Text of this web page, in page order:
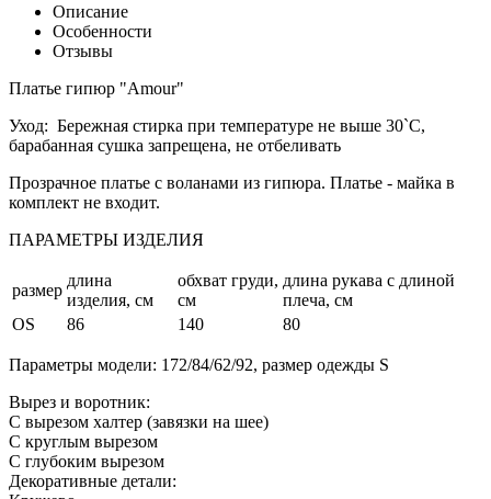
Описание
Особенности
Отзывы
Платье гипюр "Amour"
Уход: Бережная стирка при температуре не выше 30`C,
барабанная сушка запрещена, не отбеливать
Прозрачное платье с воланами из гипюра. Платье - майка в
комплект не входит.
ПАРАМЕТРЫ ИЗДЕЛИЯ
размер
длина
изделия, см
обхват груди,
см
длина рукава с длиной
плеча, см
OS
86 140 80
Параметры модели: 172/84/62/92, размер одежды S
Вырез и воротник:
С вырезом халтер (завязки на шее)
С круглым вырезом
С глубоким вырезом
Декоративные детали: